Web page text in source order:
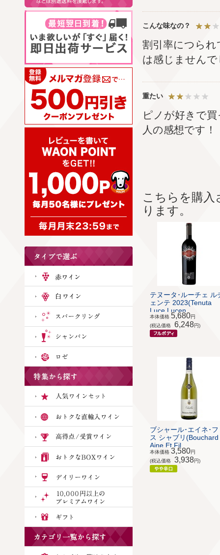
こんな味なの？
割引率につら
は感じません
重たい
ピノが好きで
人の感想です！
こちらを購
ります。
テヌータ･ルーチェ ル
ェンテ 2023(Tenuta
Luce Lucen...
本体価格 5,680円
(税込価格
6,248円)
ブシャール･エイネ･フ
ス シャブリ(Bouchard
Aine Et Fil...
本体価格 3,580円
(税込価格
3,938円)